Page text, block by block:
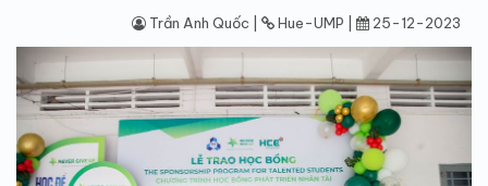
Trần Anh Quốc | Hue-UMP | 25-12-2023